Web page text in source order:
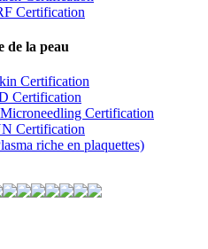
Certification
de la peau
Certification
Certification
Certification
Certification
riche en plaquettes)